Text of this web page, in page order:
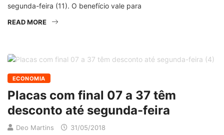
segunda-feira (11). O benefício vale para
READ MORE
ECONOMIA
Placas com final 07 a 37 têm
desconto até segunda-feira
Deo Martins 31/05/2018